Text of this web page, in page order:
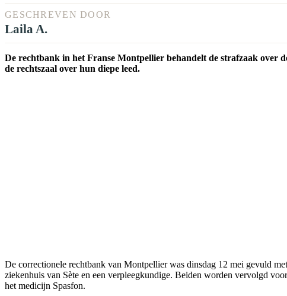
GESCHREVEN DOOR
Laila A.
De rechtbank in het Franse Montpellier behandelt de strafzaak over
de rechtszaal over hun diepe leed.
De correctionele rechtbank van Montpellier was dinsdag 12 mei gevuld
ziekenhuis van Sète en een verpleegkundige. Beiden worden vervolgd
het medicijn Spasfon.